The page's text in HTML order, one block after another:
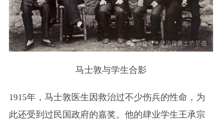
马士敦与学生合影
1915年，马士敦医生因救治过不少伤兵的性命，为
此还受到过民国政府的嘉奖。他的肆业学生王承宗